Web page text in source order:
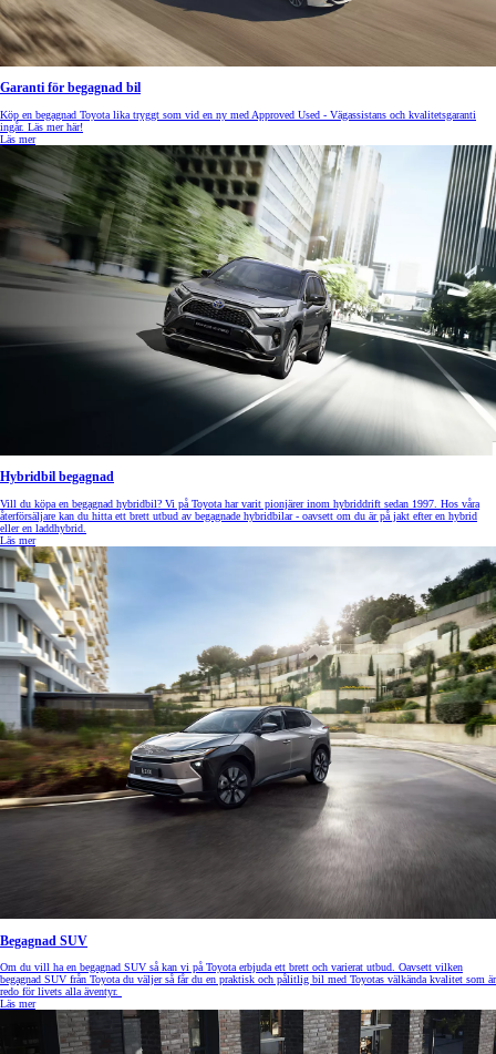
Garanti för begagnad bil
Köp en begagnad Toyota lika tryggt som vid en ny med Approved Used - Vägassistans och kvalitetsgaranti
ingår. Läs mer här!
Läs mer
Hybridbil begagnad
Vill du köpa en begagnad hybridbil? Vi på Toyota har varit pionjärer inom hybriddrift sedan 1997. Hos våra
återförsäljare kan du hitta ett brett utbud av begagnade hybridbilar - oavsett om du är på jakt efter en hybrid
eller en laddhybrid.
Läs mer
Begagnad SUV
Om du vill ha en begagnad SUV så kan vi på Toyota erbjuda ett brett och varierat utbud. Oavsett vilken
begagnad SUV från Toyota du väljer så får du en praktisk och pålitlig bil med Toyotas välkända kvalitet som är
redo för livets alla äventyr.
Läs mer